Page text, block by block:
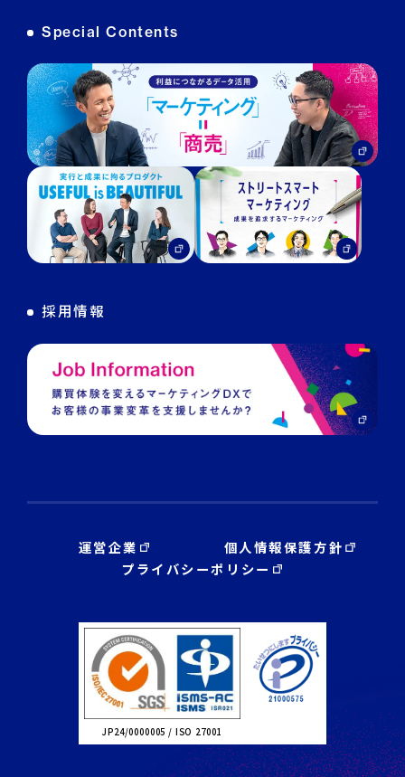
DECA for LINE
DECA for Instagram
マーケGAI
デジタル・DX人材育成 支援
Special Contents
採用情報
運営企業
個人情報保護方針
プライバシーポリシー
JP24/0000005 / ISO 27001